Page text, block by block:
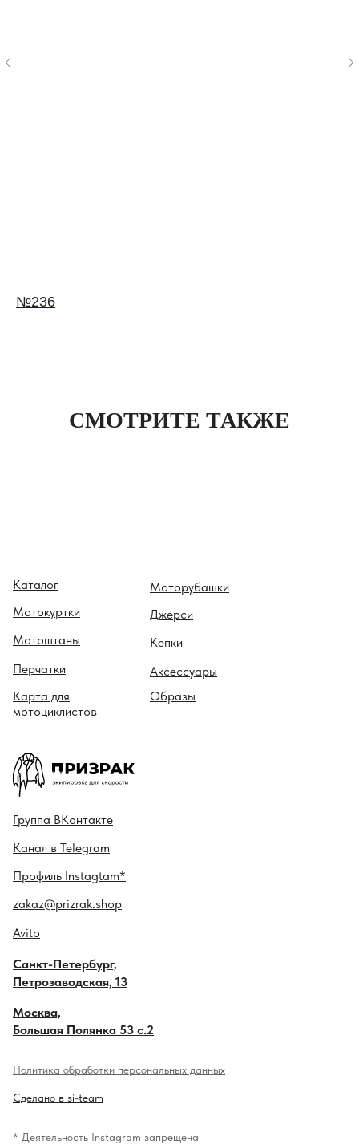
№236
СМОТРИТЕ ТАКЖЕ
Политика обработки персональных данных
Сделано в si-team
Каталог
Мотокуртки
Мотоштаны
Перчатки
Карта для
мотоциклистов
Моторубашки
Образы
Джерси
Кепки
Аксессуары
Канал в Telegram
* Деятельность Instagram запрещена
Профиль Instagtam*
Гру ппа ВКонтакте
zakaz@prizrak.shop
Москва,
Большая Полянка 53 с.2
Санкт-Петербург,
Петрозаводская, 13
Avito